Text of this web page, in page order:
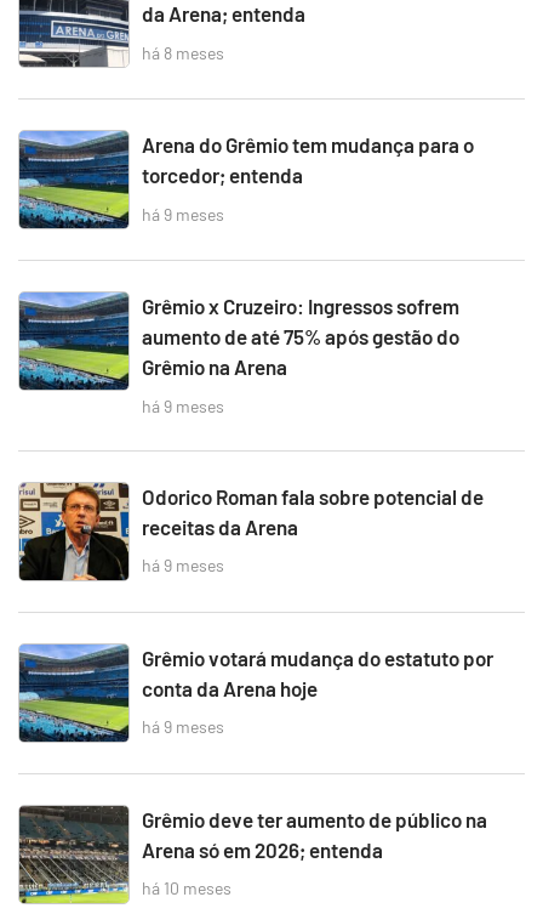
da Arena; entenda
há 8 meses
Arena do Grêmio tem mudança para o
torcedor; entenda
há 9 meses
Grêmio x Cruzeiro: Ingressos sofrem
aumento de até 75% após gestão do
Grêmio na Arena
há 9 meses
Odorico Roman fala sobre potencial de
receitas da Arena
há 9 meses
Grêmio votará mudança do estatuto por
conta da Arena hoje
há 9 meses
Grêmio deve ter aumento de público na
Arena só em 2026; entenda
há 10 meses